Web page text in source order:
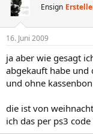
Ensign
16. Juni 2009
ja aber wie gesagt
abgekauft habe und
und ohne
die ist von
ich das per ps3